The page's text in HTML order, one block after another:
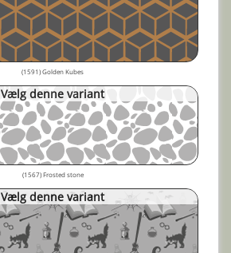
(1591) Golden Kubes
Vælg denne variant
(1567) Frosted stone
Vælg denne variant